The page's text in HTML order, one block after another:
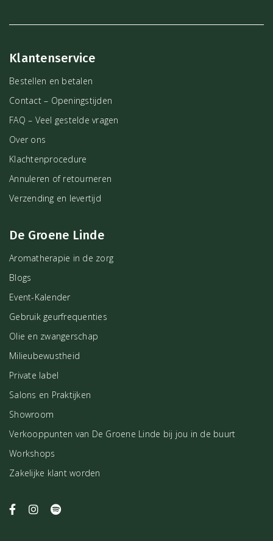
Klantenservice
Bestellen en betalen
Contact – Openingstijden
FAQ – Veel gestelde vragen
Over ons
Klachtenprocedure
Annuleren of retourneren
Verzending en levertijd
De Groene Linde
Aromatherapie in de zorg
Blogs
Event-Kalender
Gebruik geurfrequenties
Olie en zwangerschap
Milieubewustheid
Private label
Salons en Praktijken
Showroom
Verkooppunten van De Groene Linde bij jou in de buurt
Workshops
Zakelijke klant worden